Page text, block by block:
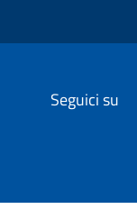
Seguici su